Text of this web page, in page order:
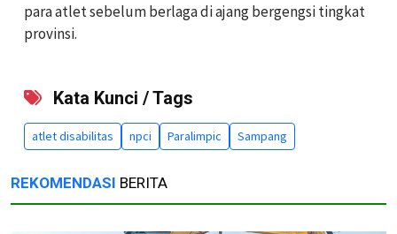
para atlet sebelum berlaga di ajang bergengsi tingkat
provinsi.
Kata Kunci / Tags
atlet disabilitas npci Paralimpic Sampang
REKOMENDASI BERITA